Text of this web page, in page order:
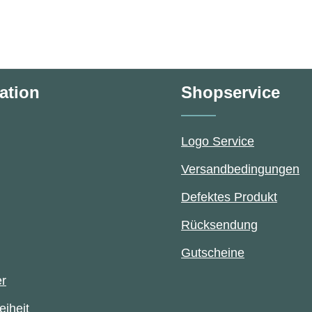
Shopservice
Logo Service
Versandbedingungen
Defektes Produkt
Rücksendung
Gutscheine